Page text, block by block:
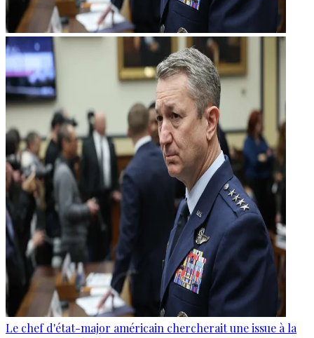
Le chef d'état-major américain chercherait une issue à la